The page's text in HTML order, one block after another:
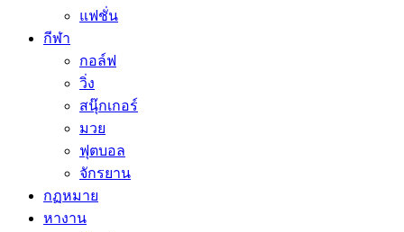
แฟชั่น
กีฬา
กอล์ฟ
วิ่ง
สนุ๊กเกอร์
มวย
ฟุตบอล
จักรยาน
กฏหมาย
หางาน